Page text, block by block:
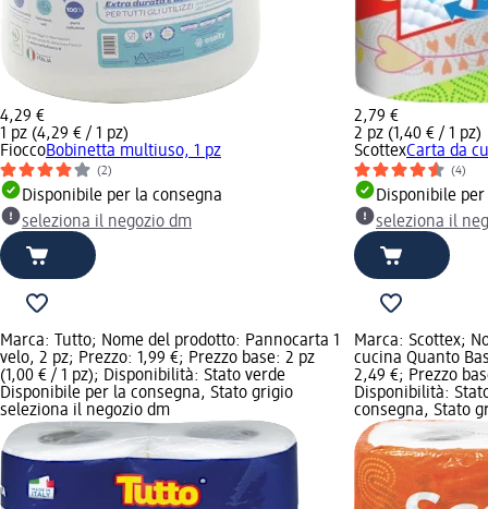
4,29 €
1 pz (4,29 € / 1 pz)
FioccoBobinetta multiuso, 1 pz
(2)
Disponibile per la consegna
seleziona il negozio dm
2,79 €
2 pz (1,40 € / 1 pz)
ScottexCarta da
(4)
Disponibile
seleziona il
Marca: Tutto; Nome del prodotto: Pannocarta 1
velo, 2 pz; Prezzo: 1,99 €; Prezzo base: 2 pz
(1,00 € / 1 pz); Disponibilità: Stato verde
Disponibile per la consegna, Stato grigio
seleziona il negozio dm
Marca: Scottex;
cucina Quanto
2,49 €; Prezzo
Disponibilità:
consegna, Stato